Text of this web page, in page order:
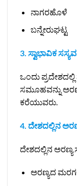
ನಾಗರಹೊಳೆ
ಬನ್ನೇರುಘಟ್ಟ
3. ಸ್ವಾಭಾವಿಕ
ಒಂದು
ಸಮೂಹವನ್ನು
ಕರೆಯುವರು.
4. ದೇಶದಲ್ಲಿನ
ದೇಶದಲ್ಲಿನ ಅರಣ್ಯ
ಅರಣ್ಯದ